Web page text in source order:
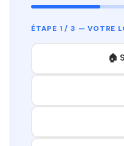
ÉTAPE 1 / 3 — VOTRE
🏠